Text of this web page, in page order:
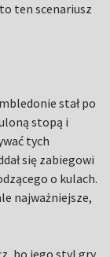
ten scenariusz
stał po
stopą i
tych
się zabiegowi
o kulach.
najważniejsze,
bo jego styl gry